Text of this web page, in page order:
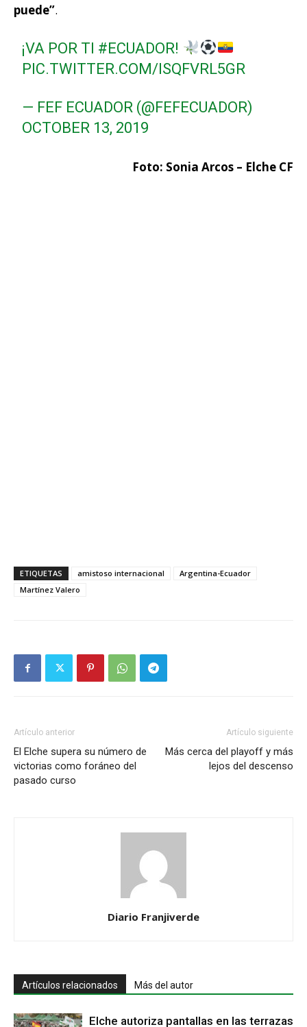
puede”.
¡VA POR TI #ECUADOR!
PIC.TWITTER.COM/ISQFVRL5GR
— FEF ECUADOR (@FEFECUADOR)
OCTOBER 13, 2019
Foto: Sonia Arcos – Elche CF
ETIQUETAS amistoso internacional
Argentina-Ecuador
Martínez Valero
Artículo anterior
El Elche supera su número de
victorias como foráneo del
pasado curso
Artículo siguiente
Más cerca del playoff y más
lejos del descenso
Diario Franjiverde
Artículos relacionados Más del autor
Elche autoriza pantallas en las terrazas